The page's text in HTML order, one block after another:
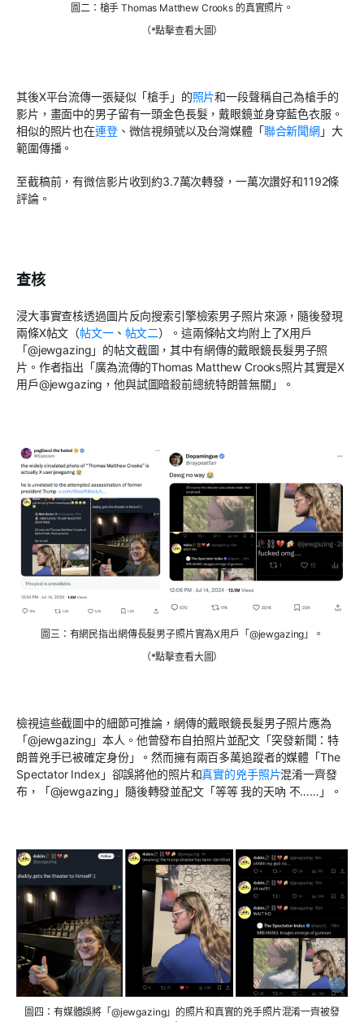
圖二：槍手 Thomas Matthew Crooks 的真實照片。
（*點擊查看大圖）
其後X平台流傳一張疑似「槍手」的照片和一段聲稱自己為槍手的
影片，畫面中的男子留有一頭金色長髮，戴眼鏡並身穿藍色衣服。
相似的照片也在連登、微信視頻號以及台灣媒體「聯合新聞網」大
範圍傳播。
至截稿前，有微信影片收到約3.7萬次轉發，一萬次讚好和1192條
評論。
查核
浸大事實查核透過圖片反向搜索引擎檢索男子照片來源，隨後發現
兩條X帖文（帖文一、 帖文二）。這兩條帖文均附上了X用戶
「@jewgazing」的帖文截圖，其中有網傳的戴眼鏡長髮男子照
片。作者指出「廣為流傳的Thomas Matthew Crooks照片其實是X
用戶@jewgazing ，他與試圖暗殺前總統特朗普無關」。
圖三：有網民指出網傳長髮男子照片實為X用戶「@jewgazing」。
（*點擊查看大圖）
檢視這些截圖中的細節可推論，網傳的戴眼鏡長髮男子照片應為
「@jewgazing」本人。他曾發布自拍照片並配文「突發新聞：特
朗普兇手已被確定身份」。然而擁有兩百多萬追蹤者的媒體「The
Spectator Index 」卻誤將他的照片和真實的兇手照片混淆一齊發
布，「@jewgazing 」隨後轉發並配文「等等 我的天吶 不……」。
圖四：有媒體誤將「@jewgazing」的照片和真實的兇手照片混淆一齊被發